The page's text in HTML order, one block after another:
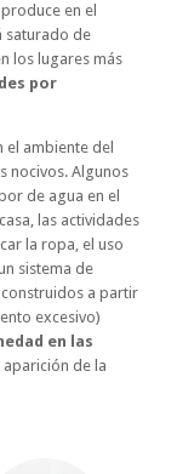
en el
saturado de
los lugares más
por
el ambiente del
nocivos. Algunos
de agua en el
las actividades
la ropa, el uso
sistema de
a partir
excesivo)
en las
de la